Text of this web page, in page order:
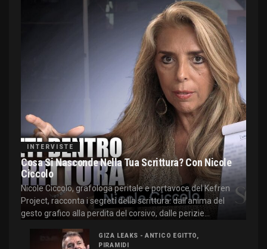
INTERVISTE
Cosa Si Nasconde Nella Tua Scrittura? Con Nicole
Ciccolo
Nicole Ciccolo, grafologa peritale e portavoce del Kefren
Project, racconta i segreti della scrittura: dall'anima del
gesto grafico alla perdita del corsivo, dalle perizie...
GIZA LEAKS - ANTICO EGITTO,
PIRAMIDI